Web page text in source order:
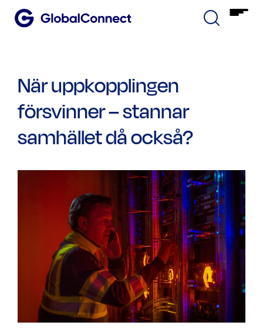
När uppkopplingen
försvinner – stannar
samhället då också?